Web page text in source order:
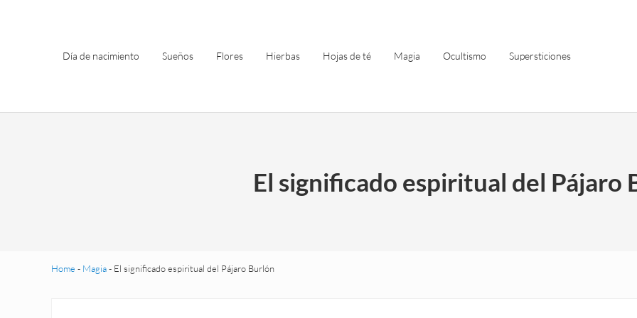
Día de nacimiento Sueños Flores Hierbas Hojas de té Magia Ocultismo Supersticiones
El significado espiritual del Pájaro
Home - Magia- El significado espiritual del Pájaro Burlón